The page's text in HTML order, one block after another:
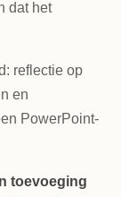
dat het
reflectie op
en
PowerPoint-
toevoeging